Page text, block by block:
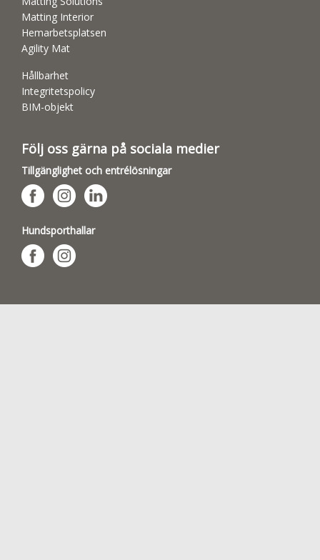
Matting Interior
Hemarbetsplatsen
Agility Mat
Hållbarhet
Integritetspolicy
BIM-objekt
Följ oss gärna på sociala medier
Tillgänglighet och entrélösningar
Hundsporthallar